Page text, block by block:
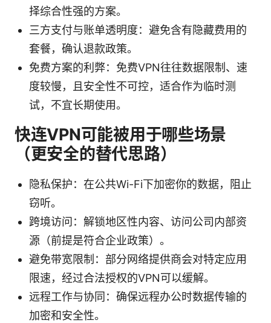
择综合性强的方案。
三方支付与账单透明度：避免含有隐藏费用的
套餐，确认退款政策。
免费方案的利弊：免费VPN往往数据限制、速
度较慢，且安全性不可控，适合作为临时测
试，不宜长期使用。
快连VPN可能被用于哪些场景
（更安全的替代思路）
隐私保护：在公共Wi-Fi下加密你的数据，阻止
窃听。
跨境访问：解锁地区性内容、访问公司内部资
源（前提是符合企业政策）。
避免带宽限制：部分网络提供商会对特定应用
限速，经过合法授权的VPN可以缓解。
远程工作与协同：确保远程办公时数据传输的
加密和安全性。